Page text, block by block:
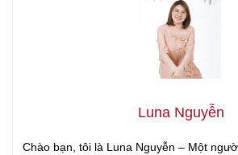
Luna Nguyễn
Chào bạn, tôi là Luna Nguyễn – Một